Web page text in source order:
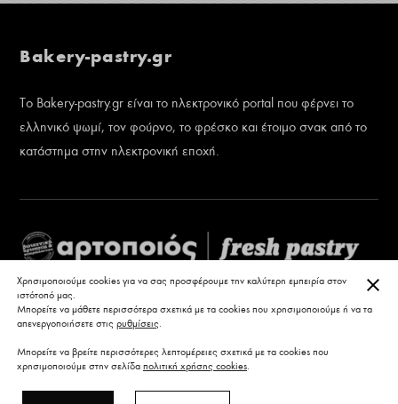
Bakery-pastry.gr
Το Bakery-pastry.gr είναι το ηλεκτρονικό portal που φέρνει το
ελληνικό ψωμί, τον φούρνο, το φρέσκο και έτοιμο σνακ από το
κατάστημα στην ηλεκτρονική εποχή.
Χρησιμοποιούμε cookies για να σας προσφέρουμε την καλύτερη εμπειρία στον
ιστότοπό μας.
Μπορείτε να μάθετε περισσότερα σχετικά με τα cookies που χρησιμοποιούμε ή να τα
απενεργοποιήσετε στις ρυθμίσεις.
Μπορείτε να βρείτε περισσότερες λεπτομέρειες σχετικά με τα cookies που
χρησιμοποιούμε στην σελίδα πολιτική χρήσης cookies.